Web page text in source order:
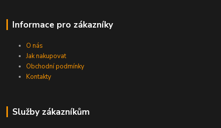
Informace pro zákazníky
O nás
Jak nakupovat
Obchodní podmínky
Kontakty
Služby zákazníkům